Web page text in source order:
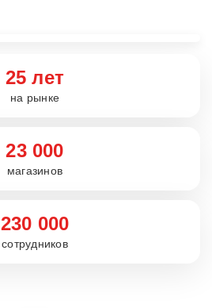
25 лет
на рынке
23 000
магазинов
230 000
сотрудников